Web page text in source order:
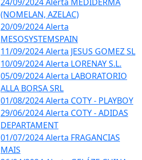
(NOMELAN, AZELAC)
20/09/2024 Alerta
MESOSYSTEMSPAIN
11/09/2024 Alerta JESUS GOMEZ SL
10/09/2024 Alerta LORENAY S.L.
05/09/2024 Alerta LABORATORIO
ALLA BORSA SRL
01/08/2024 Alerta COTY - PLAYBOY
29/06/2024 Alerta COTY - ADIDAS
DEPARTAMENT
01/07/2024 Alerta FRAGANCIAS
MAIS